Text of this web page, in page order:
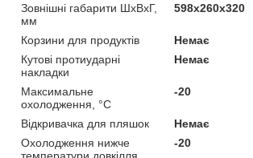
Зовнішні габарити ШхВхГ,
мм
598x260x320
Корзини для продуктів
Немає
Кутові протиударні
накладки
Немає
Максимальне
охолодження, °C
-20
Відкривачка для пляшок
Немає
Охолодження нижче
температури довкілля
-20